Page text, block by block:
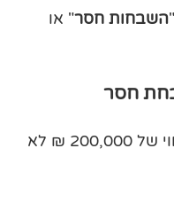
השבחות חסר" או
חסר
בבית פרטי בסביון מטבח בשווי של 200,000 ₪ לא